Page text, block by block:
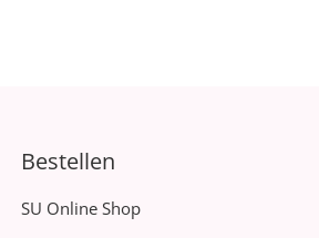
Bestellen
SU Online Shop